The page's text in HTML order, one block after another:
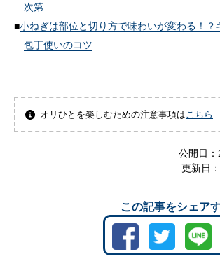
次第
小ねぎは部位と切り方で味わいが変わる！？
包丁使いのコツ
オリひとを楽しむための注意事項はこちら
公開日：
更新日：
この記事を